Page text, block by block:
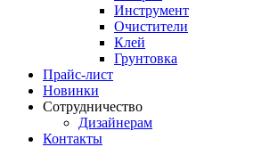
Инструмент
Очистители
Клей
Грунтовка
Прайс-лист
Новинки
Сотрудничество
Дизайнерам
Контакты